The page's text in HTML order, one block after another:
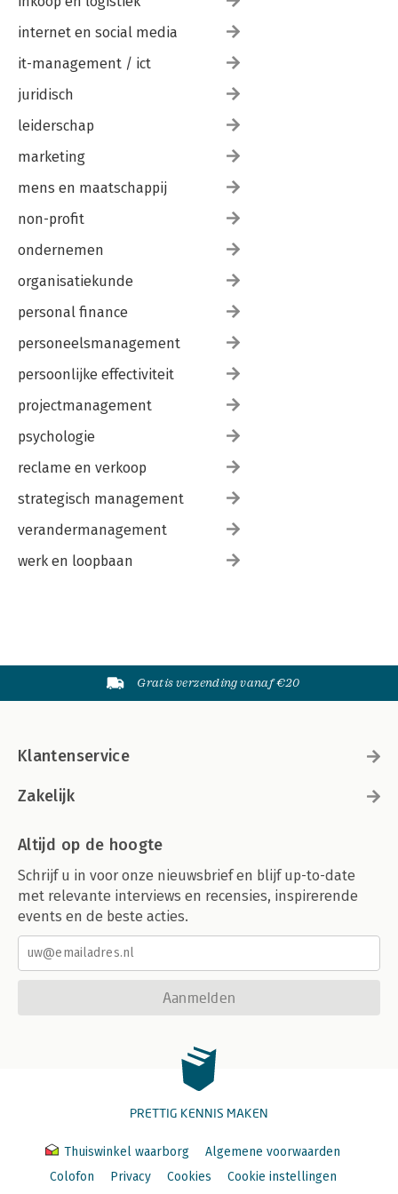
92 Voortgangsbewaking
93 Zelfkennis
95 Zelfstandigheid
97 Zelfvertrouwen
98 Zorgvuldigheid/accuratesse
Literatuur
Over de auteur
internet en social media
it-management / ict
juridisch
leiderschap
marketing
mens en maatschappij
non-profit
ondernemen
organisatiekunde
personal finance
personeelsmanagement
persoonlijke effectiviteit
projectmanagement
psychologie
reclame en verkoop
strategisch management
verandermanagement
werk en loopbaan
Gratis verzending vanaf €20
Klantenservice
Zakelijk
Altijd op de hoogte
Schrijf u in voor onze nieuwsbrief en blijf up-to-date
met relevante interviews en recensies, inspirerende
events en de beste acties.
Aanmelden
PRETTIG KENNIS MAKEN
Thuiswinkel waarborg
Algemene voorwaarden
Colofon
Privacy Cookies
Cookie instellingen